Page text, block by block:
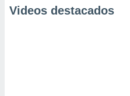
Videos destacados